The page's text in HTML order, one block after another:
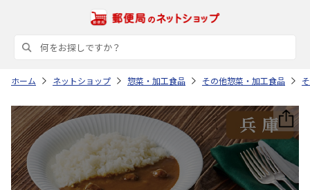
ホーム ネットショップ 惣菜・加工食品 その他惣菜・加工食品